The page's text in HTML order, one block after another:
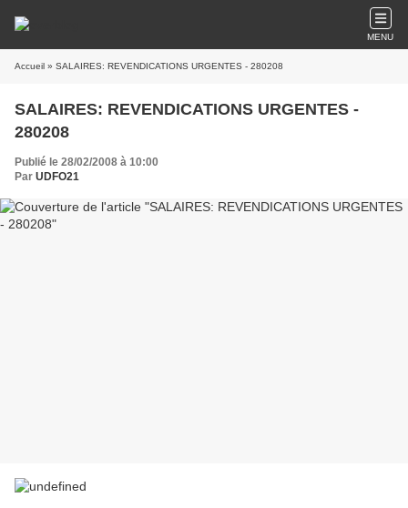
MENU
Accueil » SALAIRES: REVENDICATIONS URGENTES - 280208
SALAIRES: REVENDICATIONS URGENTES -
280208
Publié le 28/02/2008 à 10:00
Par UDFO21